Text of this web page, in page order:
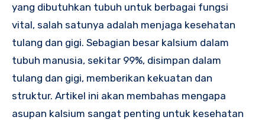
yang dibutuhkan tubuh untuk berbagai fungsi
vital, salah satunya adalah menjaga kesehatan
tulang dan gigi. Sebagian besar kalsium dalam
tubuh manusia, sekitar 99%, disimpan dalam
tulang dan gigi, memberikan kekuatan dan
struktur. Artikel ini akan membahas mengapa
asupan kalsium sangat penting untuk kesehatan